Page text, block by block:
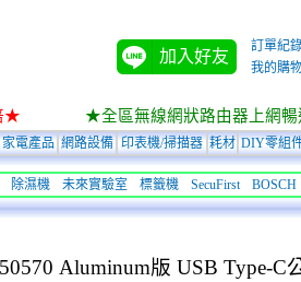
加入好友
訂單紀
我的購
★ ★全區無線網狀路由器上網
家電產品 網路設備 印表機/掃描器 耗材 DIY零組
除濕機 未來實驗室 標籤機 SecuFirst BOSCH
Aluminum版 USB Type-C